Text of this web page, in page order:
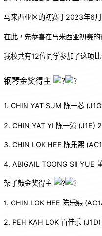
o
k
p
马来西亚区的初赛于2023年6
在此，先恭喜在马来西亚初赛的
我校共有12位同学参加了这项
钢琴金奖得主
1. CHIN YAT SUM 陈一芯
2. CHIN YAT YI 陈一澺 (J1E)
3. CHIN LOK HEE 陈乐熙
4. ABIGAIL TOONG SII YUE
架子鼓金奖得主
1. CHIN LOK HEE 陈乐熙
2. PEH KAH LOK 百佳乐